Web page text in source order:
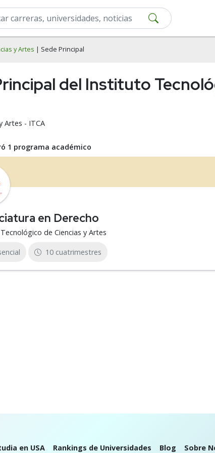
y Artes | Sede Principal
del Instituto
Artes - ITCA
1 programa académico
en Derecho
de Ciencias y Artes
10 cuatrimestres
en USA Rankings de Universidades Blog Sobre